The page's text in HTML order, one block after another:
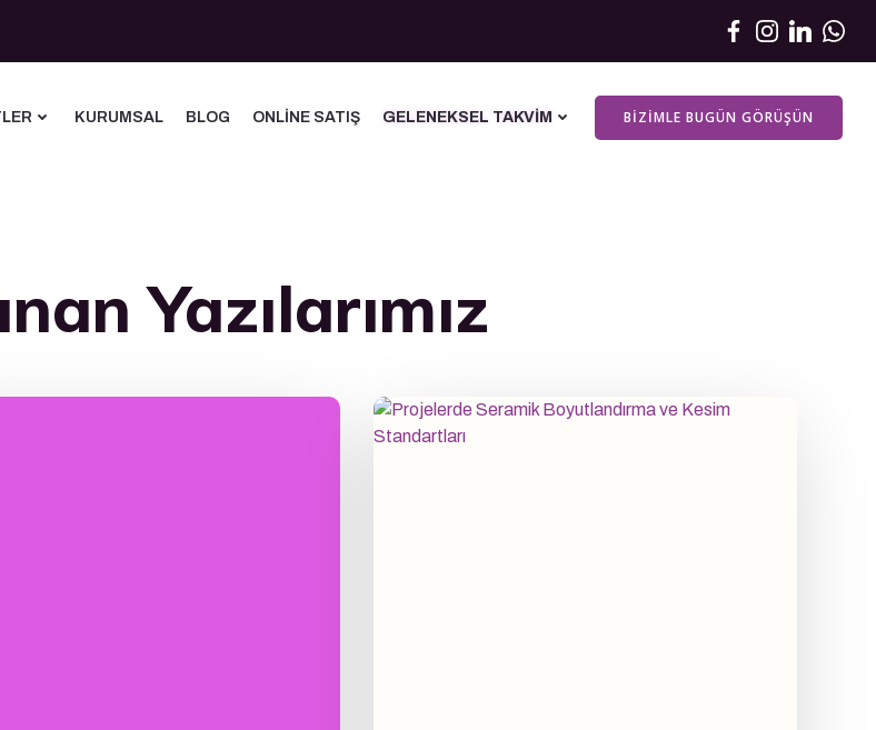
KURUMSAL BLOG ONLINE SATIŞ GELENEKSEL TAKVIM BIZIMLE BUGÜN GÖRÜŞÜN
Yazılarımız